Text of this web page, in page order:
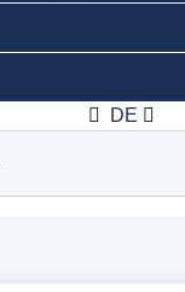
DE